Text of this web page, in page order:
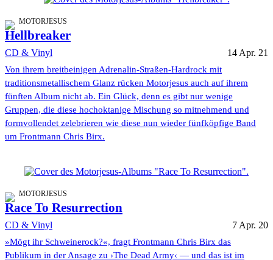
MOTORJESUS
Hellbreaker
CD & Vinyl 14 Apr. 21
Von ihrem breitbeinigen Adrenalin-Straßen-Hardrock mit
traditionsmetallischem Glanz rücken Motorjesus auch auf ihrem
fünften Album nicht ab. Ein Glück, denn es gibt nur wenige
Gruppen, die diese hochoktanige Mischung so mitnehmend und
formvollendet zelebrieren wie diese nun wieder fünfköpfige Band
um Frontmann Chris Birx.
MOTORJESUS
Race To Resurrection
CD & Vinyl 7 Apr. 20
»Mögt ihr Schweinerock?«, fragt Frontmann Chris Birx das
Publikum in der Ansage zu ›The Dead Army‹ — und das ist im